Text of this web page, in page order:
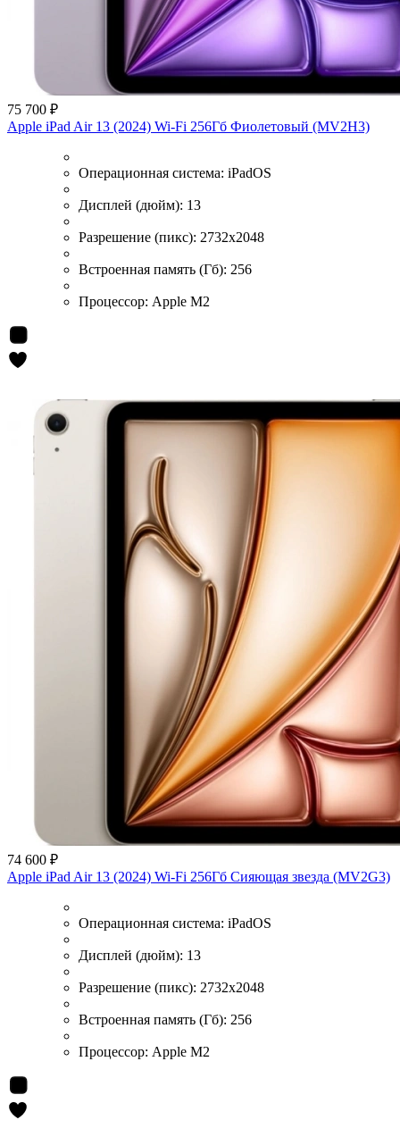
75 700 ₽
Apple iPad Air 13 (2024) Wi-Fi 256Гб Фиолетовый (MV2H3)
Операционная система: iPadOS
Дисплей (дюйм): 13
Разрешение (пикс): 2732x2048
Встроенная память (Гб): 256
Процессор: Apple M2
74 600 ₽
Apple iPad Air 13 (2024) Wi-Fi 256Гб Сияющая звезда (MV2G3)
Операционная система: iPadOS
Дисплей (дюйм): 13
Разрешение (пикс): 2732x2048
Встроенная память (Гб): 256
Процессор: Apple M2